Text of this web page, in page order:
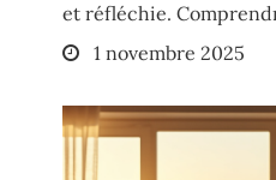
et réfléchie.
Posted
1 novembre 2025